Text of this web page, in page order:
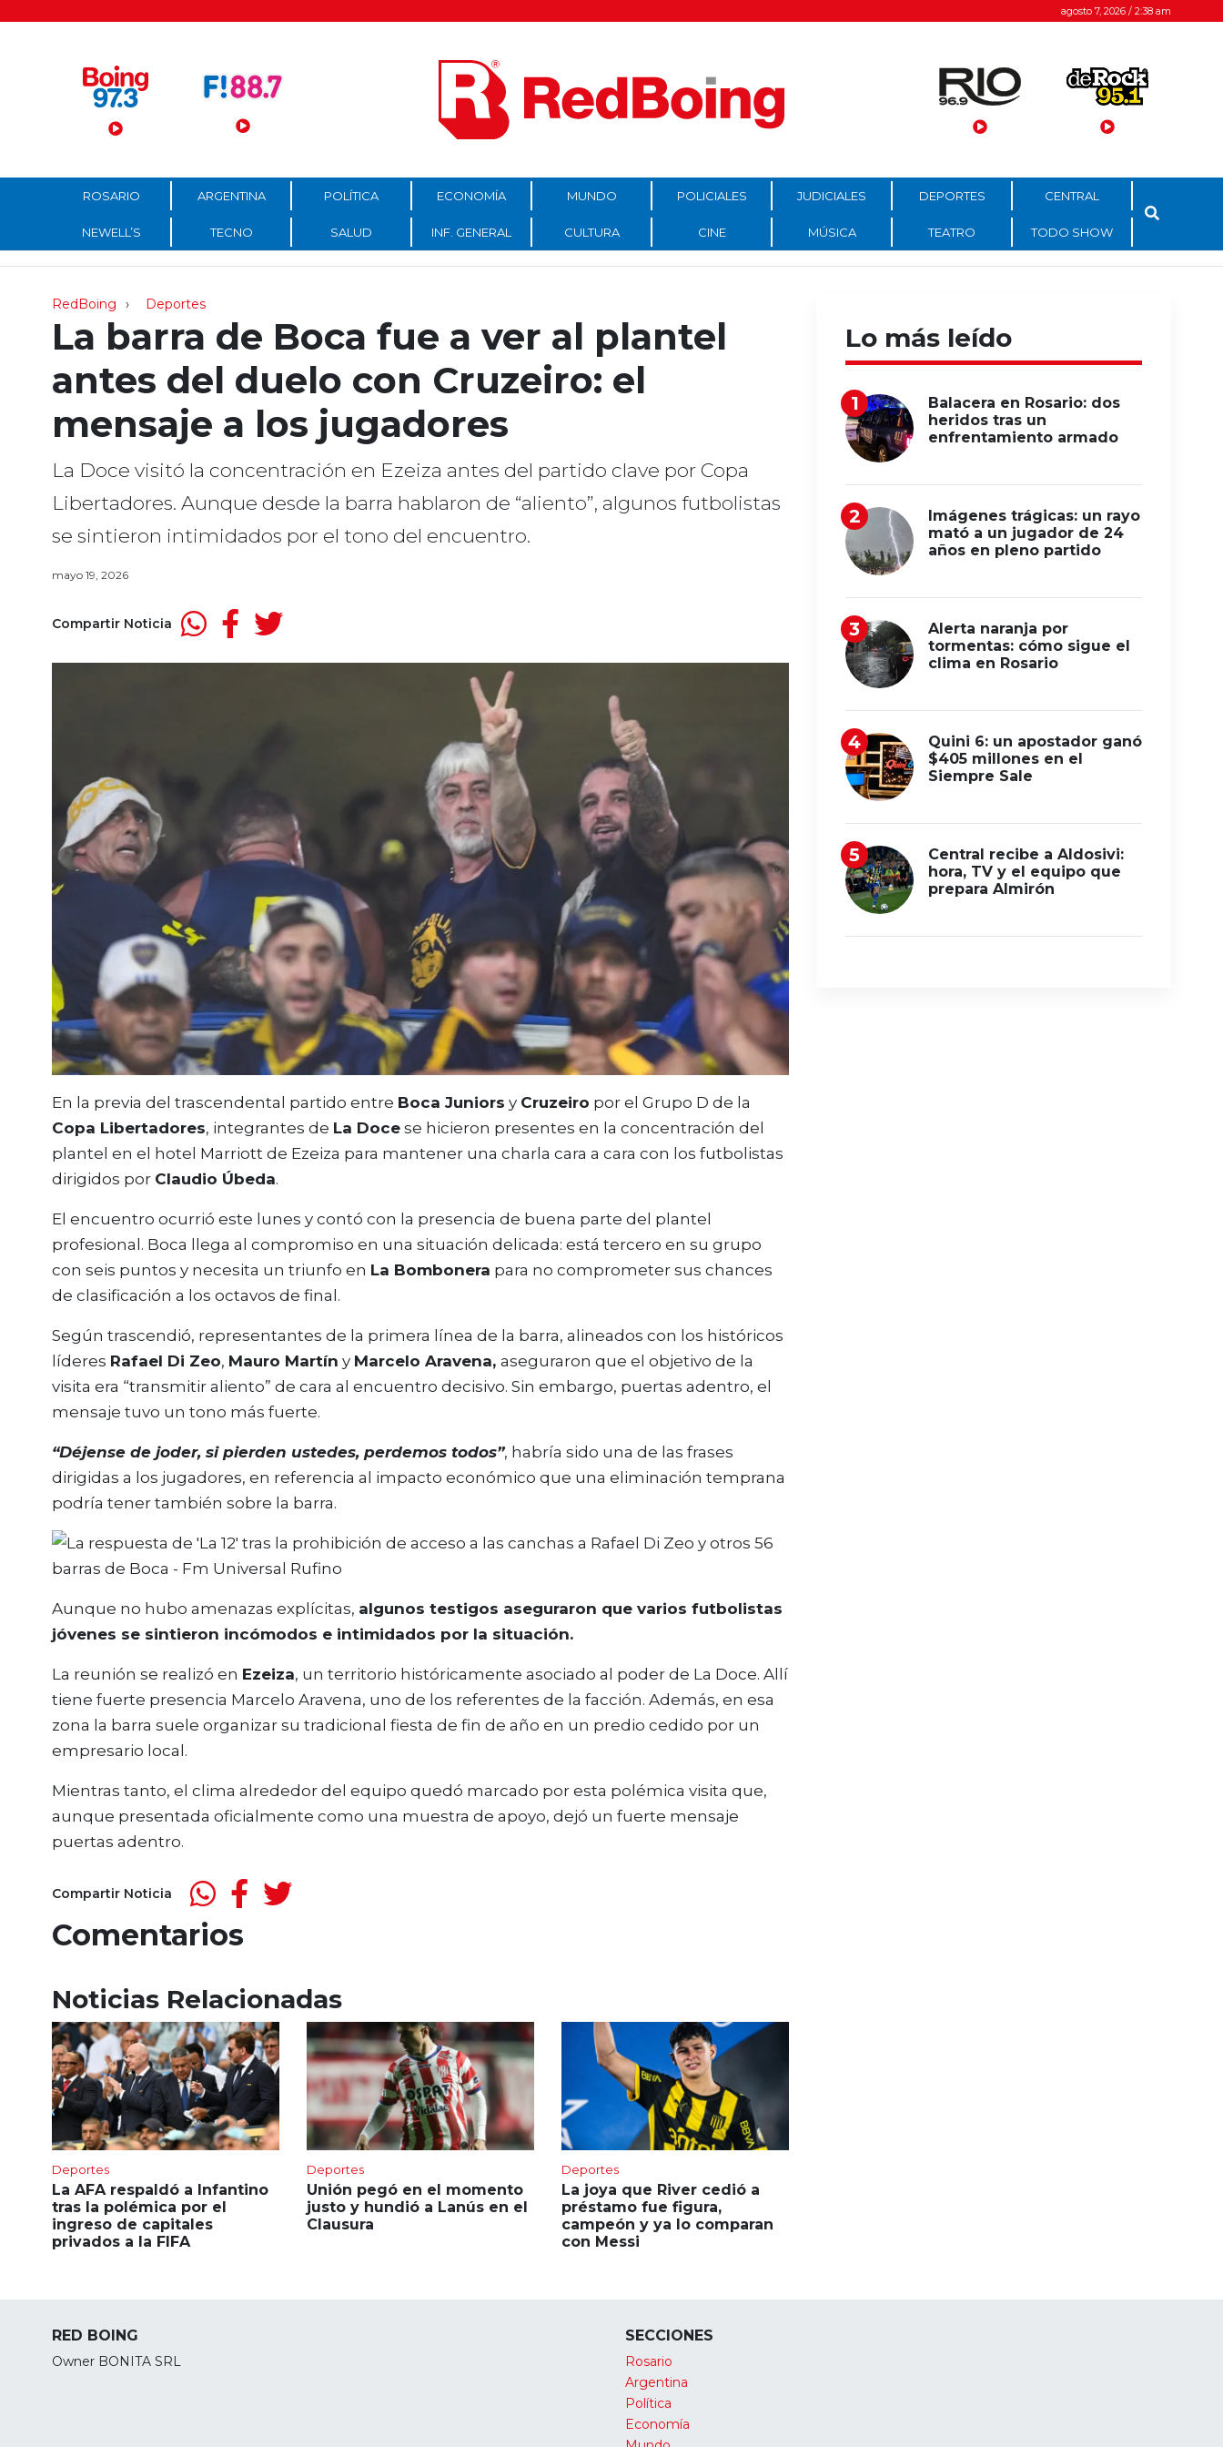
Menú Principal agosto 7, 2026 / 2:38 am
ROSARIO ARGENTINA POLÍTICA ECONOMÍA MUNDO POLICIALES JUDICIALES DEPORTES CENTRAL
NEWELL’S TECNO SALUD INF. GENERAL CULTURA CINE MÚSICA TEATRO TODO SHOW
RedBoing Deportes
La barra de Boca fue a ver al plantel
antes del duelo con Cruzeiro: el
mensaje a los jugadores
La Doce visitó la concentración en Ezeiza antes del partido clave por Copa
Libertadores. Aunque desde la barra hablaron de “aliento”, algunos futbolistas
se sintieron intimidados por el tono del encuentro.
mayo 19, 2026
Compartir Noticia
En la previa del trascendental partido entre Boca Juniors y Cruzeiro por el Grupo D de la
Copa Libertadores, integrantes de La Doce se hicieron presentes en la concentración del
plantel en el hotel Marriott de Ezeiza para mantener una charla cara a cara con los futbolistas
dirigidos por Claudio Úbeda.
El encuentro ocurrió este lunes y contó con la presencia de buena parte del plantel
profesional. Boca llega al compromiso en una situación delicada: está tercero en su grupo
con seis puntos y necesita un triunfo en La Bombonera para no comprometer sus chances
de clasificación a los octavos de final.
Según trascendió, representantes de la primera línea de la barra, alineados con los históricos
líderes Rafael Di Zeo, Mauro Martín y Marcelo Aravena, aseguraron que el objetivo de la
visita era “transmitir aliento” de cara al encuentro decisivo. Sin embargo, puertas adentro, el
mensaje tuvo un tono más fuerte.
“Déjense de joder, si pierden ustedes, perdemos todos”, habría sido una de las frases
dirigidas a los jugadores, en referencia al impacto económico que una eliminación temprana
podría tener también sobre la barra.
Aunque no hubo amenazas explícitas, algunos testigos aseguraron que varios futbolistas
jóvenes se sintieron incómodos e intimidados por la situación.
La reunión se realizó en Ezeiza, un territorio históricamente asociado al poder de La Doce. Allí
tiene fuerte presencia Marcelo Aravena, uno de los referentes de la facción. Además, en esa
zona la barra suele organizar su tradicional fiesta de fin de año en un predio cedido por un
empresario local.
Mientras tanto, el clima alrededor del equipo quedó marcado por esta polémica visita que,
aunque presentada oficialmente como una muestra de apoyo, dejó un fuerte mensaje
puertas adentro.
Compartir Noticia
Comentarios
Noticias Relacionadas
Deportes
La AFA respaldó a Infantino
tras la polémica por el
ingreso de capitales
privados a la FIFA
Deportes
Unión pegó en el momento
justo y hundió a Lanús en el
Clausura
Deportes
La joya que River cedió a
préstamo fue figura,
campeón y ya lo comparan
con Messi
Lo más leído
Balacera en Rosario: dos
heridos tras un
enfrentamiento armado
Imágenes trágicas: un rayo
mató a un jugador de 24
años en pleno partido
Alerta naranja por
tormentas: cómo sigue el
clima en Rosario
Quini 6: un apostador ganó
$405 millones en el
Siempre Sale
Central recibe a Aldosivi:
hora, TV y el equipo que
prepara Almirón
RED BOING
Owner BONITA SRL
SECCIONES
Rosario
Argentina
Política
Economía